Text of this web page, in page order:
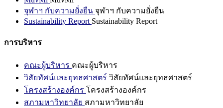
จุฬาฯ กับความยั่งยืน จุฬาฯ กับความยั่งยืน
Sustainability Report Sustainability Report
การบริหาร
คณะผู้บริหาร คณะผู้บริหาร
วิสัยทัศน์และยุทธศาสตร์ วิสัยทัศน์และยุทธศาสตร์
โครงสร้างองค์กร โครงสร้างองค์กร
สภามหาวิทยาลัย สภามหาวิทยาลัย